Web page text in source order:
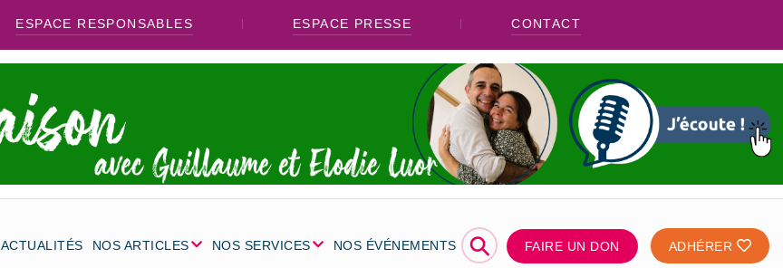
ESPACE RESPONSABLES ESPACE PRESSE CONTACT
ACTUALITÉS NOS ARTICLES NOS SERVICES NOS ÉVÉNEMENTS ⚲ FAIRE UN DON ADHÉRER